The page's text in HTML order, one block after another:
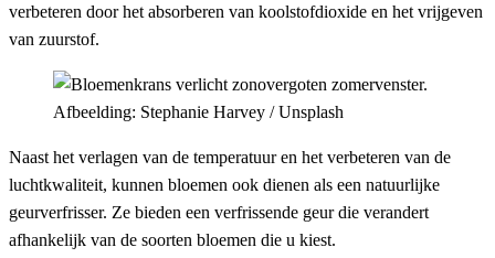
verbeteren door het absorberen van koolstofdioxide en het vrijgeven
van zuurstof.
Afbeelding: Stephanie Harvey / Unsplash
Naast het verlagen van de temperatuur en het verbeteren van de
luchtkwaliteit, kunnen bloemen ook dienen als een natuurlijke
geurverfrisser. Ze bieden een verfrissende geur die verandert
afhankelijk van de soorten bloemen die u kiest.